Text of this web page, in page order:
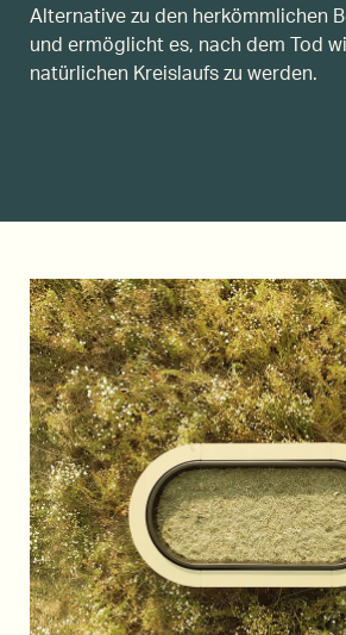
Alternative zu den herkömmlichen
und ermöglicht es, nach dem Tod
natürlichen Kreislaufs zu werden.